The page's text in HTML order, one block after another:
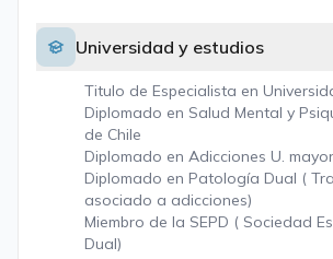
Universidad y estudios
Titulo de Especialista en
Diplomado en Salud Mental y
de Chile
Diplomado en Adicciones U. mayor
Diplomado en Patología Dual (
asociado a adicciones)
Miembro de la SEPD ( Sociedad
Dual)